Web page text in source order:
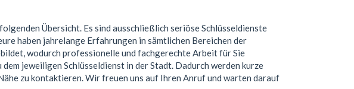
Übersicht. Es sind ausschließlich seriöse Schlüsseldienste
haben jahrelange Erfahrungen in sämtlichen Bereichen der
wodurch professionelle und fachgerechte Arbeit für Sie
jeweiligen Schlüsseldienst in der Stadt. Dadurch werden kurze
zu kontaktieren. Wir freuen uns auf Ihren Anruf und warten darauf